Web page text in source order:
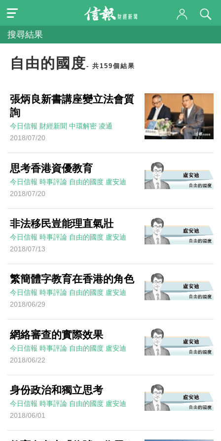
搜尋結果
自由的國度- 共159個結果
張炳良新書講座變立法會質
詢
今日信報 財經新聞 中環解密 凌通
2018/07/20
思考香港資優教育
今日信報 時事評論 自由的國度 盧安迪
2018/07/20
非法移民豈能理直氣壯
今日信報 時事評論 自由的國度 盧安迪
2018/07/13
繁簡體字教育在香港的角色
今日信報 時事評論 自由的國度 盧安迪
2018/06/29
網絡審查的實際效果
今日信報 時事評論 自由的國度 盧安迪
2018/06/22
身份政治和獨立思考
今日信報 時事評論 自由的國度 盧安迪
2018/06/01